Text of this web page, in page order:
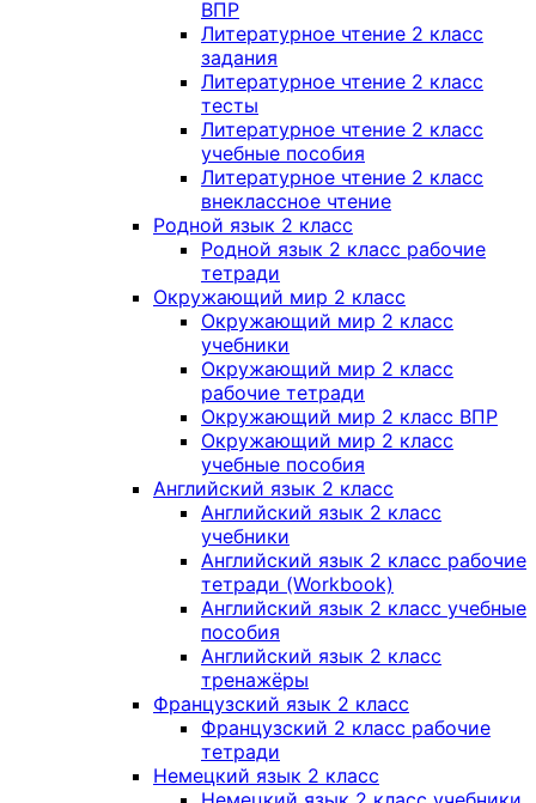
ВПР
Литературное чтение 2 класс
задания
Литературное чтение 2 класс
тесты
Литературное чтение 2 класс
учебные пособия
Литературное чтение 2 класс
внеклассное чтение
Родной язык 2 класс
Родной язык 2 класс рабочие
тетради
Окружающий мир 2 класс
Окружающий мир 2 класс
учебники
Окружающий мир 2 класс
рабочие тетради
Окружающий мир 2 класс ВПР
Окружающий мир 2 класс
учебные пособия
Английский язык 2 класс
Английский язык 2 класс
учебники
Английский язык 2 класс рабочие
тетради (Workbook)
Английский язык 2 класс учебные
пособия
Английский язык 2 класс
тренажёры
Французский язык 2 класс
Французский 2 класс рабочие
тетради
Немецкий язык 2 класс